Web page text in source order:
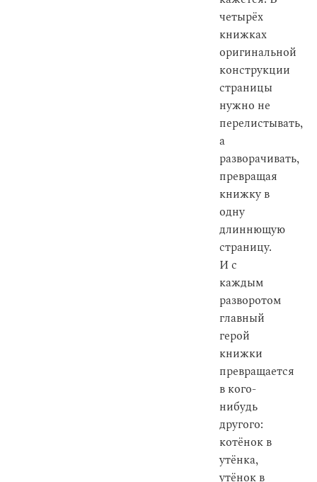
четырёх
книжках
оригинальной
конструкции
страницы
нужно не
перелистывать,
а
разворачивать,
превращая
книжку в
одну
длиннющую
страницу.
И с
каждым
разворотом
главный
герой
книжки
превращается
в кого-
нибудь
другого:
котёнок в
утёнка,
утёнок в